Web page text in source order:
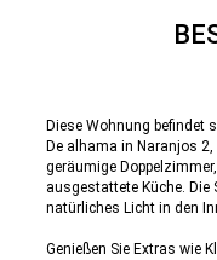
Diese Wohnung befindet
De alhama in Naranjos
geräumige
ausgestattete Küche.
natürliches Licht in den
Genießen Sie Extras wie